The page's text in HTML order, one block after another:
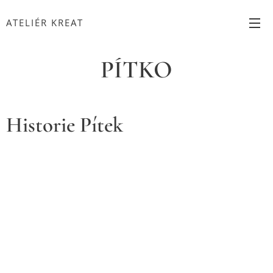
ATELIÉR KREAT
PÍTKO
Historie Pítek